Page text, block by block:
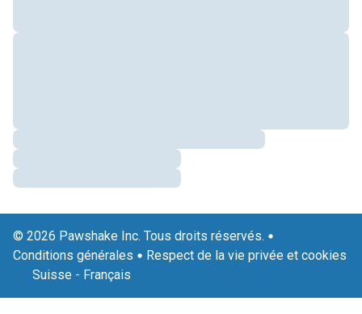
© 2026 Pawshake Inc. Tous droits réservés.
Conditions générales
Respect de la vie privée et cookies
Suisse - Français